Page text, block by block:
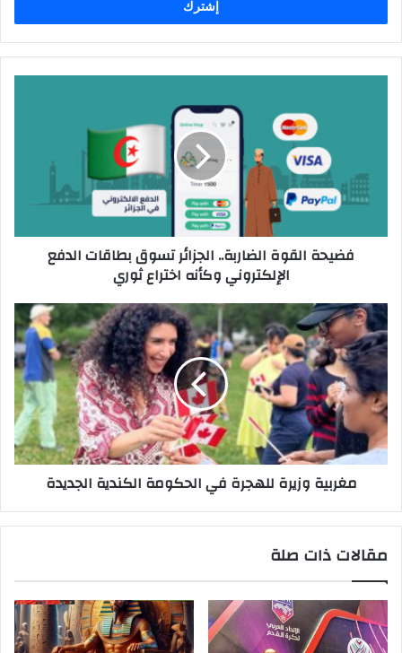
ب
ر
ر
فضيحة القوة الضاربة.. الجزائر تسوق بطاقات الدفع
الإلكتروني وكأنه اختراع ثوري
مغربية وزيرة للهجرة في الحكومة الكندية الجديدة
مقالات ذات صلة